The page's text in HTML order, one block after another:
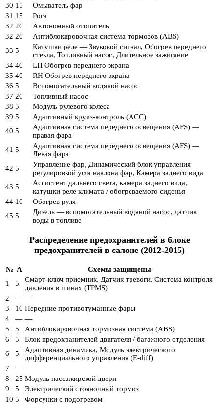
30 15
Омыватель фар
31 15
Рога
32 20
Автономный отопитель
32 20
Антиблокировочная система тормозов (ABS)
33 5
Катушки реле — Звуковой сигнал, Обогрев переднего
стекла, Топливный насос, Длительное зажигание
34 40
LH Обогрев переднего экрана
35 40
RH Обогрев переднего экрана
36 5
Вспомогательный водяной насос
37 20
Топливный насос
38 5
Модуль рулевого колеса
39 5
Адаптивный круиз-контроль (ACC)
40 5
Адаптивная система переднего освещения (AFS) —
правая фара
41 5
Адаптивная система переднего освещения (AFS) —
Левая фара
42 5
Управление фар, Динамический блок управления
регулировкой угла наклона фар, Камера заднего вида
43 5
Ассистент дальнего света, камера заднего вида,
катушки реле климата / обогреваемого сиденья
44 10
Обогрев руля
45 5
Дизель — вспомогательный водяной насос, датчик
воды в топливе
Распределение предохранителей в блоке
предохранителей в салоне (2012-2015)
№ A
Схемы защищены
1
5
Смарт-ключ приемник. Датчик тревоги. Система контроля
давления в шинах (TPMS)
2
— —
3
10 Передние противотуманные фары
4
— —
5
5
Антиблокировочная тормозная система (ABS)
6
5
Блок предохранителей двигателя / багажного отделения
6
5
Адаптивная динамика, Модуль электрического
дифференциального управления (E-diff)
7
— —
8
25 Модуль пассажирской двери
9
5
Электрический стояночный тормоз
10 5
Форсунки с подогревом